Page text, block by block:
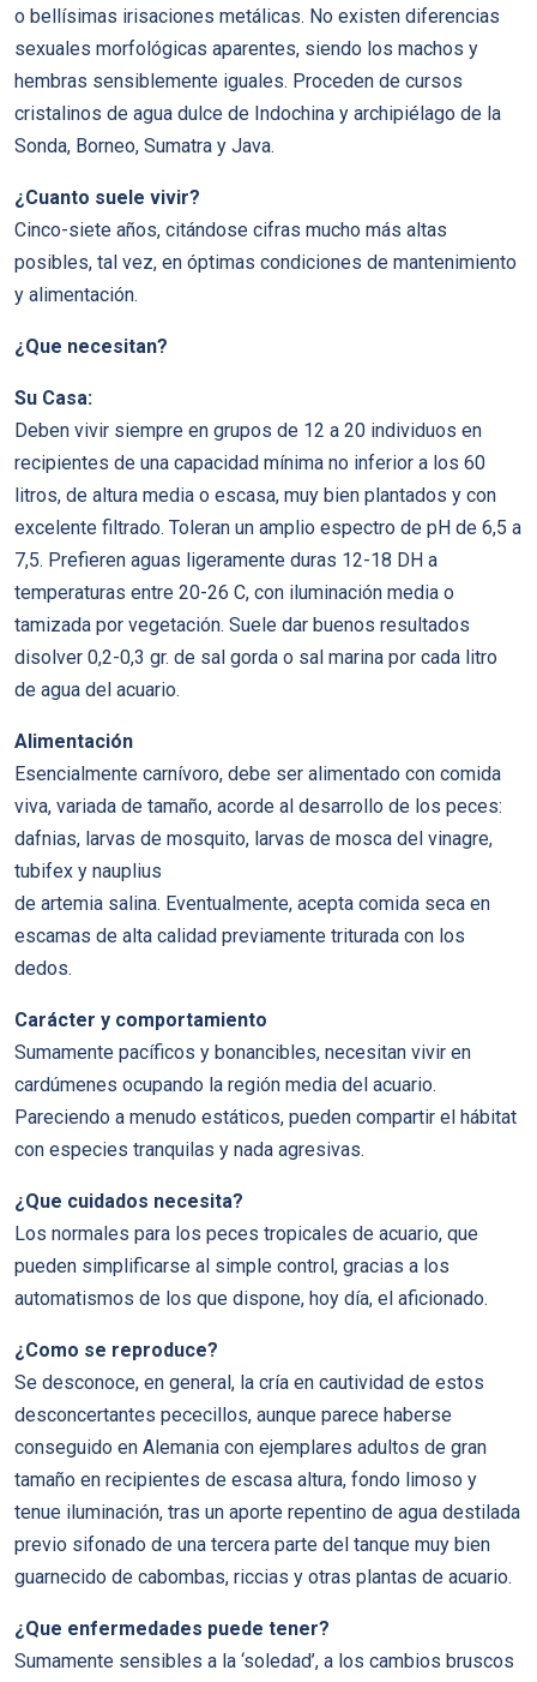
o bellísimas irisaciones metálicas. No existen diferencias
sexuales morfológicas aparentes, siendo los machos y
hembras sensiblemente iguales. Proceden de cursos
cristalinos de agua dulce de Indochina y archipiélago de la
Sonda, Borneo, Sumatra y Java.
¿Cuanto suele vivir?
Cinco-siete años, citándose cifras mucho más altas
posibles, tal vez, en óptimas condiciones de mantenimiento
y alimentación.
¿Que necesitan?
Su Casa:
Deben vivir siempre en grupos de 12 a 20 individuos en
recipientes de una capacidad mínima no inferior a los 60
litros, de altura media o escasa, muy bien plantados y con
excelente filtrado. Toleran un amplio espectro de pH de 6,5 a
7,5. Prefieren aguas ligeramente duras 12-18 DH a
temperaturas entre 20-26 C, con iluminación media o
tamizada por vegetación. Suele dar buenos resultados
disolver 0,2-0,3 gr. de sal gorda o sal marina por cada litro
de agua del acuario.
Alimentación
Esencialmente carnívoro, debe ser alimentado con comida
viva, variada de tamaño, acorde al desarrollo de los peces:
dafnias, larvas de mosquito, larvas de mosca del vinagre,
tubifex y nauplius
de artemia salina. Eventualmente, acepta comida seca en
escamas de alta calidad previamente triturada con los
dedos.
Carácter y comportamiento
Sumamente pacíficos y bonancibles, necesitan vivir en
cardúmenes ocupando la región media del acuario.
Pareciendo a menudo estáticos, pueden compartir el hábitat
con especies tranquilas y nada agresivas.
¿Que cuidados necesita?
Los normales para los peces tropicales de acuario, que
pueden simplificarse al simple control, gracias a los
automatismos de los que dispone, hoy día, el aficionado.
¿Como se reproduce?
Se desconoce, en general, la cría en cautividad de estos
desconcertantes pececillos, aunque parece haberse
conseguido en Alemania con ejemplares adultos de gran
tamaño en recipientes de escasa altura, fondo limoso y
tenue iluminación, tras un aporte repentino de agua destilada
previo sifonado de una tercera parte del tanque muy bien
guarnecido de cabombas, riccias y otras plantas de acuario.
¿Que enfermedades puede tener?
Sumamente sensibles a la ‘soledad’, a los cambios bruscos